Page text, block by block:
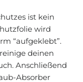
ist kein
wird
“aufgeklebt”.
deinen
Anschließend
Absorber